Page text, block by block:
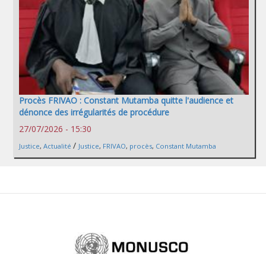
Procès FRIVAO : Constant Mutamba quitte l'audience et
dénonce des irrégularités de procédure
27/07/2026 - 15:30
Justice, Actualité / Justice, FRIVAO, procès, Constant Mutamba